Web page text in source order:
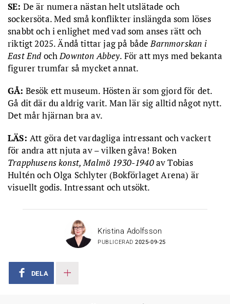
SE: De är numera nästan helt utslätade och
sockersöta. Med små konflikter inslängda som löses
snabbt och i enlighet med vad som anses rätt och
riktigt 2025. Ändå tittar jag på bådeBarnmorskan i
East EndochDownton Abbey. För att mys med bekanta
figurer trumfar så mycket annat.
GÅ: Besök ett museum. Hösten är som gjord för det.
Gå dit där du aldrig varit. Man lär sig alltid något nytt.
Det mår hjärnan bra av.
LÄS: Att göra det vardagliga intressant och vackert
för andra att njuta av – vilken gåva! Boken
Trapphusens konst, Malmö 1930-1940av Tobias
Hultén och Olga Schlyter (Bokförlaget Arena) är
visuellt godis. Intressant och utsökt.
Kristina Adolfsson
PUBLICERAD2025-09-25
DELA